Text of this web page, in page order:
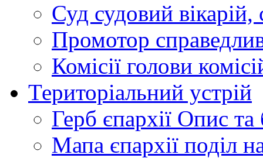
Суд судовий вікарій,
Промотор
Комісії голови
Територіальний устрій
Герб єпархії Опис та
Мапа єпархії поділ